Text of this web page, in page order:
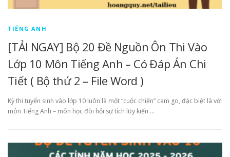
TIẾNG ANH
[TẢI NGAY] Bộ 20 Đề Nguồn Ôn Thi Vào
Lớp 10 Môn Tiếng Anh – Có Đáp Án Chi
Tiết ( Bộ thứ 2 – File Word )
Kỳ thi tuyển sinh vào lớp 10 luôn là một “cuộc chiến” cam go, đặc biệt là với
môn Tiếng Anh – môn học đòi hỏi sự tích lũy kiến …